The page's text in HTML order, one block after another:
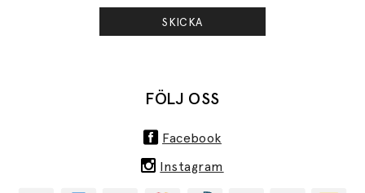
SKICKA
FÖLJ OSS
Facebook
Instagram